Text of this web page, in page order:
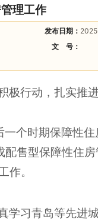
理工作
发布日期：
文 号：
极行动，扎实推
个时期保障性
售型保障性住
作。
学习青岛等先进